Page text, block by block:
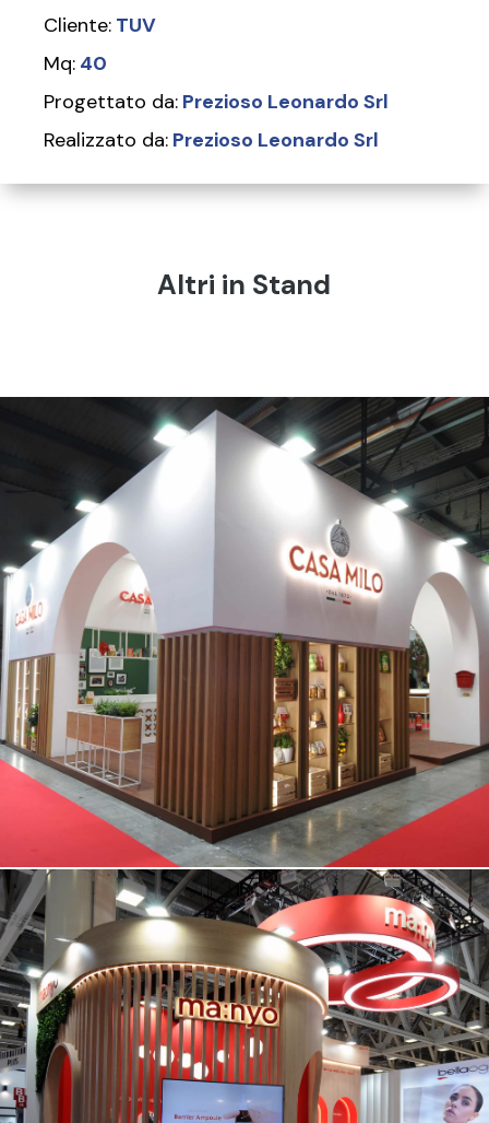
Cliente: TUV
Mq: 40
Progettato da: Prezioso Leonardo Srl
Realizzato da: Prezioso Leonardo Srl
Altri in Stand
CASA MILO | Tuttofood
MANYO | Cosmoprof